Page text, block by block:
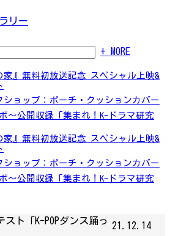
リー
+ MORE
家』無料初放送記念 スペシャル上映&
ショップ：ポーチ・クッションカバー
～公開収録「集まれ！K-ドラマ研究
家』無料初放送記念 スペシャル上映&
ショップ：ポーチ・クッションカバー
～公開収録「集まれ！K-ドラマ研究
スト「K-POPダンス踊っ 21.12.14